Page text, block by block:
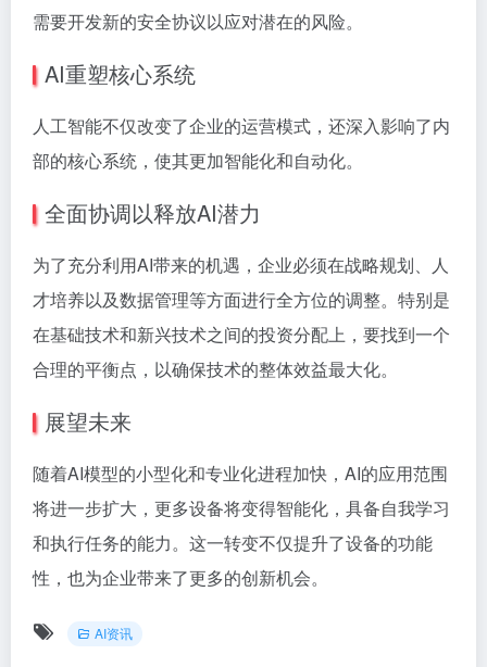
需要开发新的安全协议以应对潜在的风险。
AI重塑核心系统
人工智能不仅改变了企业的运营模式，还深入影响了内
部的核心系统，使其更加智能化和自动化。
全面协调以释放AI潜力
为了充分利用AI带来的机遇，企业必须在战略规划、人
才培养以及数据管理等方面进行全方位的调整。特别是
在基础技术和新兴技术之间的投资分配上，要找到一个
合理的平衡点，以确保技术的整体效益最大化。
展望未来
随着AI模型的小型化和专业化进程加快，AI的应用范围
将进一步扩大，更多设备将变得智能化，具备自我学习
和执行任务的能力。这一转变不仅提升了设备的功能
性，也为企业带来了更多的创新机会。
AI资讯